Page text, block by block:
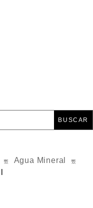
BUSCAR
Agua Mineral